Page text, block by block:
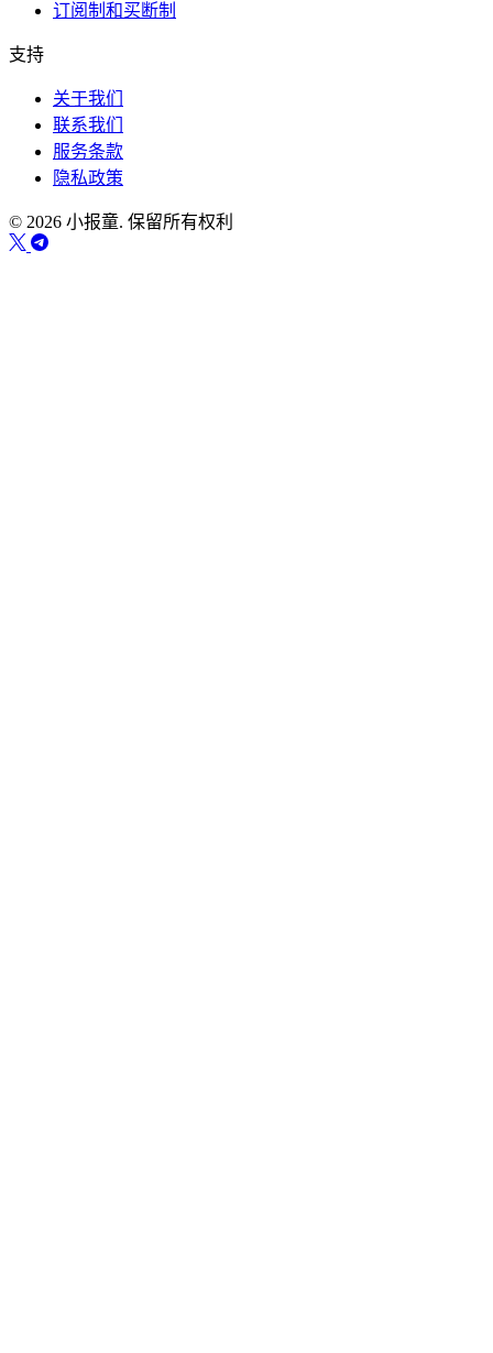
订阅制和买断制
支持
关于我们
联系我们
服务条款
隐私政策
© 2026 小报童. 保留所有权利